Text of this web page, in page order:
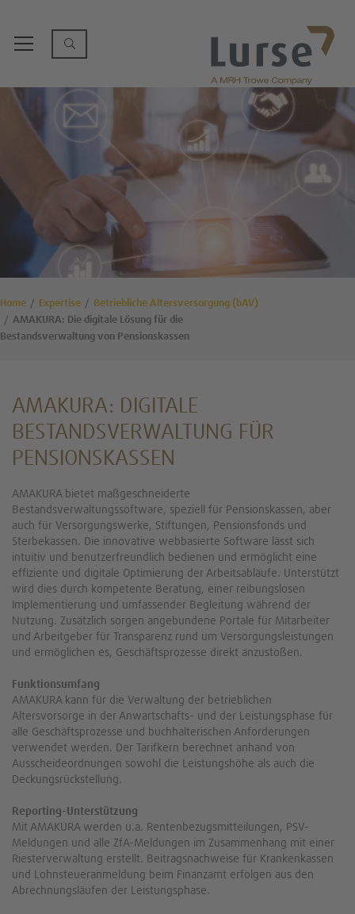
Home Expertise
Betriebliche Altersversorgung (bAV)
AMAKURA: Die digitale Lösung für die
Bestandsverwaltung von Pensionskassen
AMAKURA: DIGITALE
BESTANDSVERWALTUNG FÜR
PENSIONSKASSEN
AMAKURA bietet maßgeschneiderte
Bestandsverwaltungssoftware, speziell für Pensionskassen, aber
auch für Versorgungswerke, Stiftungen, Pensionsfonds und
Sterbekassen. Die innovative webbasierte Software lässt sich
intuitiv und benutzerfreundlich bedienen und ermöglicht eine
effiziente und digitale Optimierung der Arbeitsabläufe. Unterstützt
wird dies durch kompetente Beratung, einer reibungslosen
Implementierung und umfassender Begleitung während der
Nutzung. Zusätzlich sorgen angebundene Portale für Mitarbeiter
und Arbeitgeber für Transparenz rund um Versorgungsleistungen
und ermöglichen es, Geschäftsprozesse direkt anzustoßen.
Funktionsumfang
AMAKURA kann für die Verwaltung der betrieblichen
Altersvorsorge in der Anwartschafts- und der Leistungsphase für
alle Geschäftsprozesse und buchhalterischen Anforderungen
verwendet werden. Der Tarifkern berechnet anhand von
Ausscheideordnungen sowohl die Leistungshöhe als auch die
Deckungsrückstellung.
Reporting-Unterstützung
Mit AMAKURA werden u.a. Rentenbezugsmitteilungen, PSV-
Meldungen und alle ZfA-Meldungen im Zusammenhang mit einer
Riesterverwaltung erstellt. Beitragsnachweise für Krankenkassen
und Lohnsteueranmeldung beim Finanzamt erfolgen aus den
Abrechnungsläufen der Leistungsphase.